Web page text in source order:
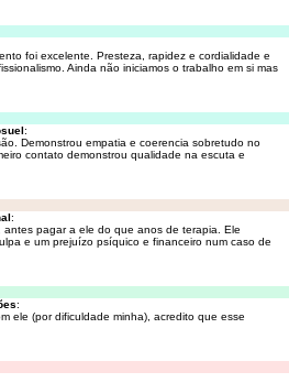
foi excelente. Presteza, rapidez e cordialidade e
Ainda não iniciamos o trabalho em si mas
:
Demonstrou empatia e coerencia sobretudo no
contato demonstrou qualidade na escuta e
:
pagar a ele do que anos de terapia. Ele
e um prejuízo psíquico e financeiro num caso de
:
ele (por dificuldade minha), acredito que esse